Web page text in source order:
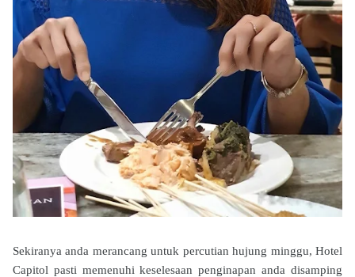
Sekiranya anda merancang untuk percutian hujung minggu, Hotel
Capitol pasti memenuhi keselesaan penginapan anda disamping